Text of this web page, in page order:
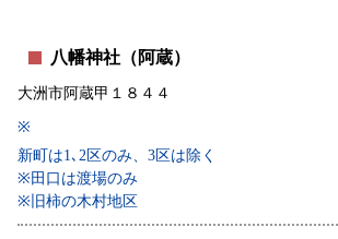
八幡神社（阿蔵）
大洲市阿蔵甲１８４４
※
新町は1､2区のみ、3区は除く
※田口は渡場のみ
※旧柿の木村地区